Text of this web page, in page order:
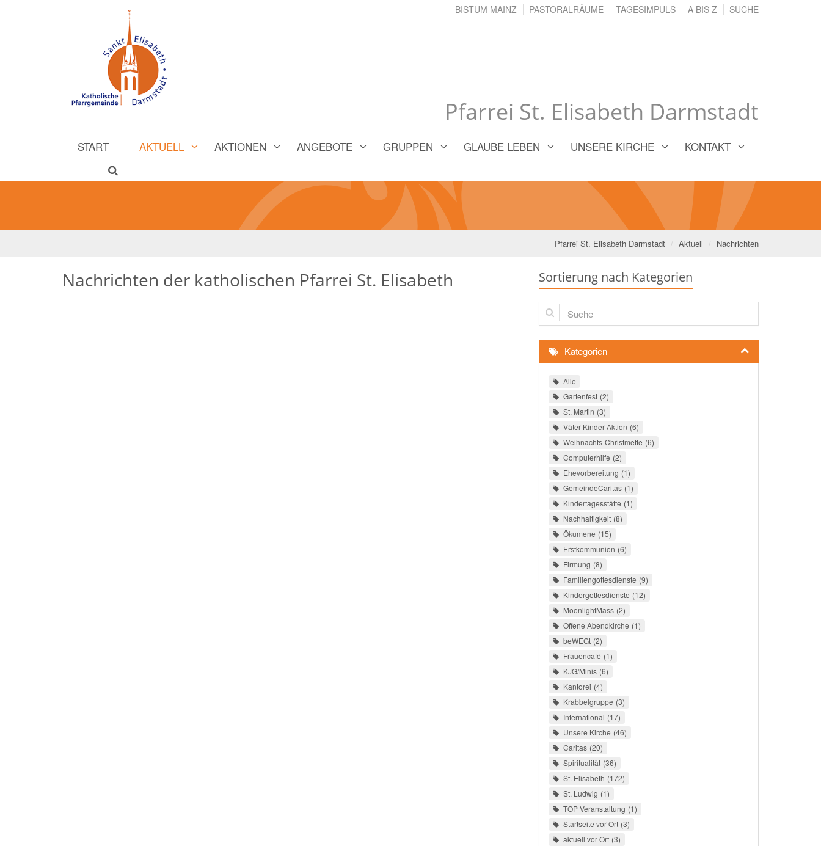
Pfarrei St. Elisabeth Darmstadt
BISTUM MAINZ PASTORALRÄUME TAGESIMPULS A BIS Z SUCHE
START AKTUELL AKTIONEN ANGEBOTE GRUPPEN GLAUBE LEBEN UNSERE KIRCHE KONTAKT
Pfarrei St. Elisabeth Darmstadt Aktuell Nachrichten
Nachrichten der katholischen Pfarrei St. Elisabeth Sortierung nach Kategorien
Suche
Kategorien
Alle
Gartenfest 2
St. Martin 3
Väter-Kinder-Aktion 6
Weihnachts-Christmette 6
Computerhilfe 2
Ehevorbereitung 1
GemeindeCaritas 1
Kindertagesstätte 1
Nachhaltigkeit 8
Ökumene 15
Erstkommunion 6
Firmung 8
Familiengottesdienste 9
Kindergottesdienste 12
MoonlightMass 2
Offene Abendkirche 1
beWEGt 2
Frauencafé 1
KJG/Minis 6
Kantorei 4
Krabbelgruppe 3
International 17
Unsere Kirche 46
Caritas 20
Spiritualität 36
St. Elisabeth 172
St. Ludwig 1
TOP Veranstaltung 1
Startseite vor Ort 3
aktuell vor Ort 3